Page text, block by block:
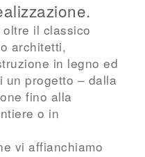
il classico
architetti,
in legno ed
un progetto – dalla
fino alla
o in
vi affianchiamo